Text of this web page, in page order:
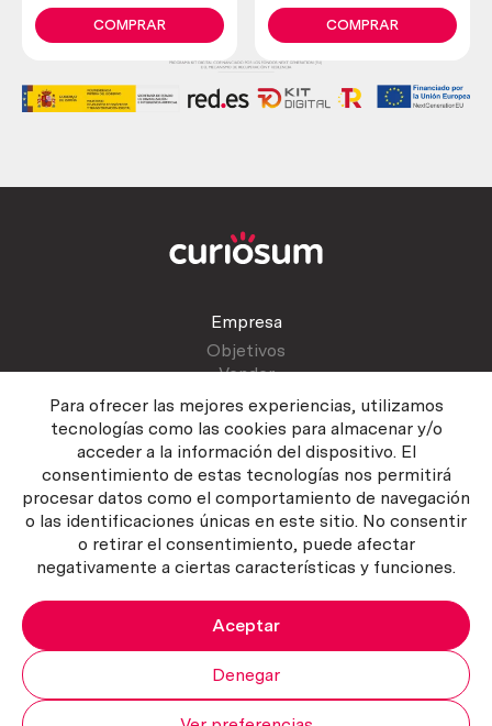
Para ofrecer las mejores experiencias, utilizamos
tecnologías como las cookies para almacenar y/o
acceder a la información del dispositivo. El
consentimiento de estas tecnologías nos permitirá
procesar datos como el comportamiento de navegación
o las identificaciones únicas en este sitio. No consentir
o retirar el consentimiento, puede afectar
negativamente a ciertas características y funciones.
Aceptar
Denegar
COMPRAR
colecciónCOMPRAR
Empresa
Objetivos
Vender
Atención al cliente
Contactar
Manual del vendedor
Política del servicio
Política de Cookies
Copyright ©2026 Curiosum S.L. Todos los derechos reservados.